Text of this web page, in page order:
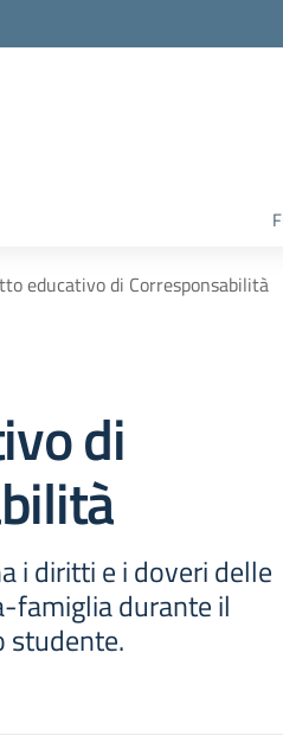
educativo di Corresponsabilità
di
i diritti e i doveri delle
famiglia durante il
studente.